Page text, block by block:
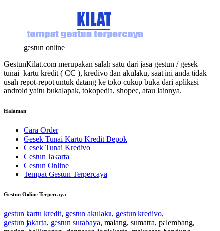
gestun online
GestunKilat.com merupakan salah satu dari jasa gestun / gesek
tunai kartu kredit ( CC ), kredivo dan akulaku, saat ini anda tidak
usah repot-repot untuk datang ke toko cukup buka dari aplikasi
android yaitu bukalapak, tokopedia, shopee, atau lainnya.
Halaman
Cara Order
Gesek Tunai Kartu Kredit Depok
Gesek Tunai Kredivo
Gestun Jakarta
Gestun Online
Tempat Gestun Terpercaya
Gestun Online Terpercaya
gestun kartu kredit, gestun akulaku, gestun kredivo,
gestun jakarta, gestun surabaya, malang, sumatra, palembang,